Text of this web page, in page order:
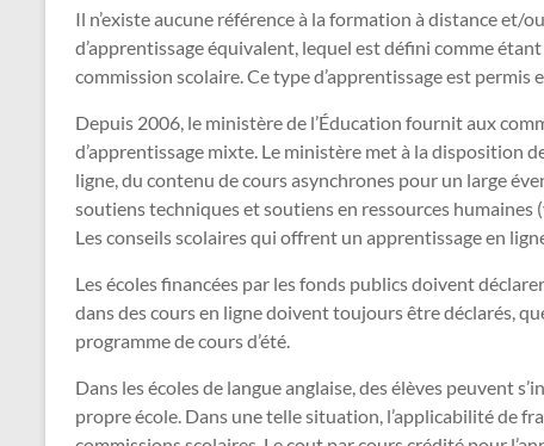
Il n’existe aucune référence à la formation à distance et/
d’apprentissage équivalent, lequel est défini comme
commission scolaire. Ce type d’apprentissage est
Depuis 2006, le ministère de l’Éducation fournit aux
d’apprentissage mixte. Le ministère met à la disposition
ligne, du contenu de cours asynchrones pour un large
soutiens techniques et soutiens en ressources
Les conseils scolaires qui offrent un apprentissage en
Les écoles financées par les fonds publics doivent
dans des cours en ligne doivent toujours être déclarés,
programme de cours d’été.
Dans les écoles de langue anglaise, des élèves peuvent
propre école. Dans une telle situation, l’applicabilité de